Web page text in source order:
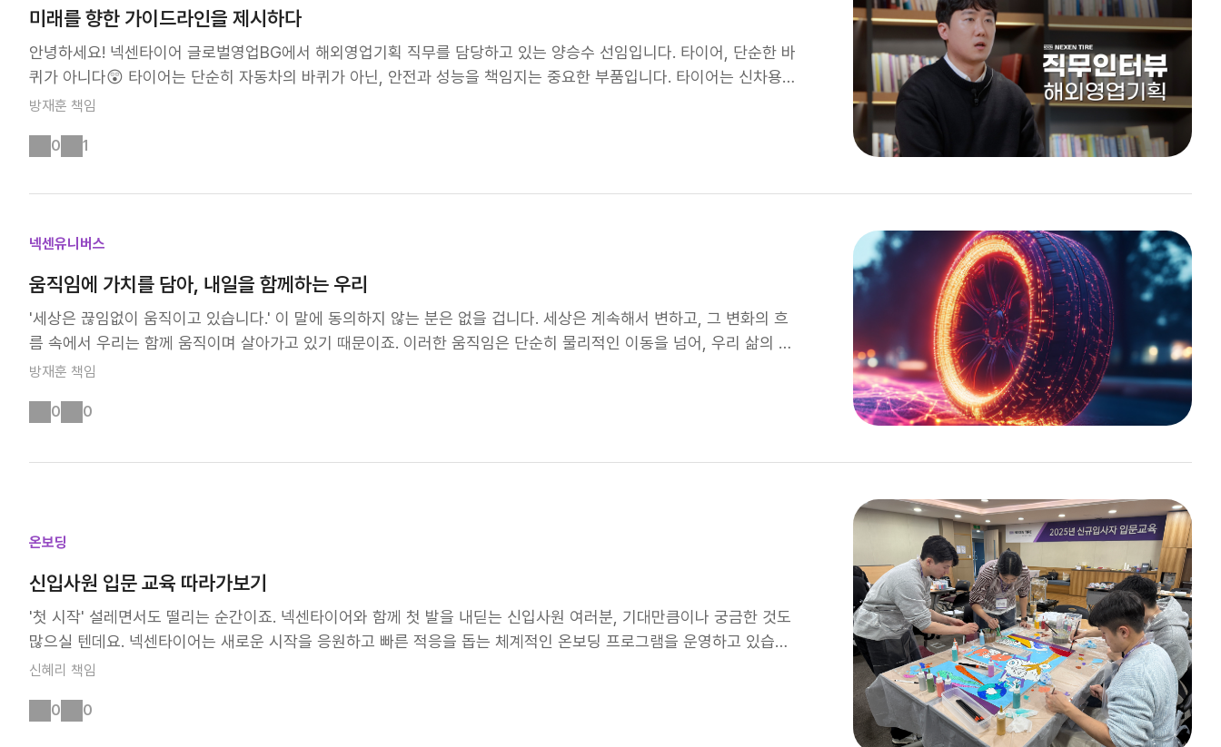
빌리티 생태계를 구축하고, 이동의 가치를 새롭게 정의하는 것이 우리가 나아가고자 하는 방향입니다. 우리가 지향하는
궁극의 의미 : For All - 이동을 통한 만남과 즐거움을 누구나 누릴 수 있는 세상! 이동의 가장 큰 의미는 만남과 즐거움
입니다. 우리는 더 많은 사람들이 이동을 통해 원하는 곳에서 행복한 순간을 누릴 수 있도록 돕고 싶어요. 누구나 편리한
이동을 통해 즐거움을 느낄 수 있는 세상을 만드는 것, 그것이 우리가 꿈꾸는 미래입니다.
미래를 향한 가이드라인을 제시하다
안녕하세요! 넥센타이어 글로벌영업BG에서 해외영업기획 직무를 담당하고 있는 양승수 선임입니다. 타이어, 단순한 바
퀴가 아니다😲 타이어는 단순히 자동차의 바퀴가 아닌, 안전과 성능을 책임지는 중요한 부품입니다. 타이어는 신차용 O
E타이어와 교체용 RE타이어로 나뉘는데, 저희 글로벌영업BG에서는 글로벌 시장을 대상으로 RE타이어의 판매 계획을
대한 깊은 이해를 바탕으로 넥센타이어의 성장을 이끌어가는 핵심적인 역할이라고 할 수 있죠! 해외영업기획, 어떤 역량
🌍 다양한 문화와 경제 상황을 가진 글로벌 시장에 대한 깊이 있는 이해는 필수입니다. 각 지역별 특성을 파악하고, 이
을 바탕으로 협업을 이끌어내고, 목표를 달성해야 합니다. 3. 장기적인 관심과 열정 넥센타이어의 글로벌 시장 성장에
대한 장기적인 관심과 열정을 가진 사람이라면, 좋은 시너지 효과를 낼 수 있을 것입니다. 넥센타이어 해외영업기획 직
무에 관심이 있다면? 넥센타이어에 대한 깊이 있는 이해는 필수입니다. 1. 넥센타이어와 타이어 시장 조사 넥센타이어와
타이어 시장에 대한 충분한 조사를 통해 넥센타이어의 강점과 가치, 그리고 글로벌 메이커로서의 행보를 파악해야 합니
다. 2. 넥센타이어에 대한 이해 면접관과의 소통을 위해서는 넥센타이어에 대한 깊이 있는 이해가 필수겠죠? 넥센타이
어의 비전과 목표에 공감하고,[비전 알아보기] 자신의 역량을 어떻게 기여할 수 있을지 고민해야 합니다. 3. 협업 경험
강점을 어필하는 것이 좋아요! 넥센타이어 글로벌영업BG는 글로벌 시장에서 넥센타이어의 위상을 높이는 중요한 역할
립니다.
방재훈 책임
0 1
넥센유니버스
움직임에 가치를 담아, 내일을 함께하는 우리
'세상은 끊임없이 움직이고 있습니다.' 이 말에 동의하지 않는 분은 없을 겁니다. 세상은 계속해서 변하고, 그 변화의 흐
름 속에서 우리는 함께 움직이며 살아가고 있기 때문이죠. 이러한 움직임은 단순히 물리적인 이동을 넘어, 우리 삶의 모
든 순간에 변화를 가져오는 힘이 되어 가고 있습니다.💪🏻 이제, 이동은 더 이상 단순히 공간을 바꾸는 행위가 아니에
나아가는 길은 모두 그 움직임 속에서 그 의미와 가치를 찾아가고 있죠. 넥센타이어 또한, 끊임없는 변화와 미래를 향한
🧑🏽‍🤝‍🧑🏼 | 우리의 미션 "움직임에 가치를 담아 내일을 함께하는 우리" 이것이 우리가 존재하는 이유이자, 우리가 추
과 목표가 더욱 선명해질겁니다! | 움직임, 인류 존재의 강력한 근원 - 누구보다 먼저 고민하고 실행하여 끊임없이 미래
탄하지 않았지만, 그럼에도 불구하고 끊임없이 변화를 만들어왔습니다. '움직임'은 단순히 물리적인 움직임을 넘어서,
사고의 전환, 실천의 시작, 그리고 변화를 향한 도전의 의미를 담고 있습니다. 우리는 언제나 빠르게 변하는 환경 속에서
‘누구보다 먼저 고민하고 실행하며 미래를 예측하는 능력’을 키워왔습니다! 시련과 난관이 닥칠 때마다 우리는 좌절하지
않고, 오히려 그 순간을 기회로 삼아 더 강하게 일어섰죠. '움직임'은 바로 그런 끈질긴 저력, 실패를 딛고 다시 일어서는
람에 대한 생각을 기반으로 세상의 기대를 뛰어넘는 혁신을 담다! '가치'는 우리가 세상에 어떤 영향을 미칠 수 있을지에
방재훈 책임
0 0
온보딩
신입사원 입문 교육 따라가보기
'첫 시작' 설레면서도 떨리는 순간이죠. 넥센타이어와 함께 첫 발을 내딛는 신입사원 여러분, 기대만큼이나 궁금한 것도
많으실 텐데요. 넥센타이어는 새로운 시작을 응원하고 빠른 적응을 돕는 체계적인 온보딩 프로그램을 운영하고 있습니
다! 지금부터 넥센타이어 신입사원 입문교육 현장을 소개합니다. '입사 후 단 한 번만 받을 수 있는 입문 교육!' Step 1.
을까요? 넥센타이어의 비전과 목표부터 회사 전반에 대해 배우는 시간이예요! 우리의 방향성과 회사 조직, 다양한 사내
신혜리 책임
0 0